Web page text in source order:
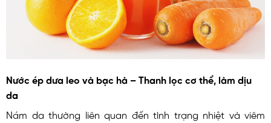
Nước ép dưa leo và bạc hà – Thanh lọc cơ thể, làm dịu
da
Nám da thường liên quan đến tình trạng nhiệt và viêm